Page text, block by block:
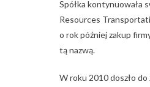
Spółka kontynuowała
Resources
o rok później zakup
tą nazwą.
W roku 2010 doszło do